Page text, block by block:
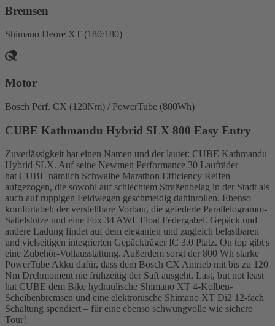
Bremsen
Shimano Deore XT (180/180)
Motor
Bosch Perf. CX (120Nm) / PowerTube (800Wh)
CUBE Kathmandu Hybrid SLX 800 Easy Entry
Zuverlässigkeit hat einen Namen und der lautet: CUBE Kathmandu
Hybrid SLX. Auf seine Newmen Performance 30 Laufräder
hat CUBE nämlich Schwalbe Marathon Efficiency Reifen
aufgezogen, die sowohl auf schlechtem Straßenbelag in der Stadt als
auch auf ruppigen Feldwegen geschmeidig dahinrollen. Ebenso
komfortabel: der verstellbare Vorbau, die gefederte Parallelogramm-
Sattelstütze und eine Fox 34 AWL Float Federgabel. Gepäck und
andere Ladung findet auf dem eleganten und zugleich belastbaren
und vielseitigen integrierten Gepäckträger IC 3.0 Platz. On top gibt's
eine Zubehör-Vollausstattung. Außerdem sorgt der 800 Wh starke
PowerTube Akku dafür, dass dem Bosch CX Antrieb mit bis zu 120
Nm Drehmoment nie frühzeitig der Saft ausgeht. Last, but not least
hat CUBE dem Bike hydraulische Shimano XT 4-Kolben-
Scheibenbremsen und eine elektronische Shimano XT Di2 12-fach
Schaltung spendiert – für eine ebenso schwungvolle wie sichere
Tour!